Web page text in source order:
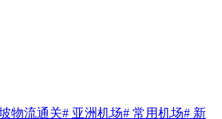
物流通关# 亚洲机场# 常用机场# 新